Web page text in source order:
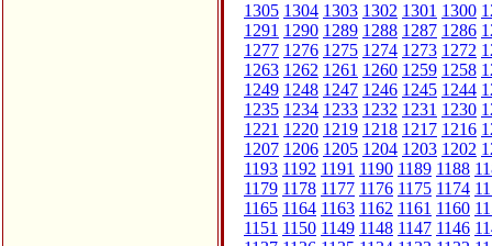
1305 1304 1303 1302 1301 1300
1291 1290 1289 1288 1287 1286
1277 1276 1275 1274 1273 1272
1263 1262 1261 1260 1259 1258
1249 1248 1247 1246 1245 1244
1235 1234 1233 1232 1231 1230
1221 1220 1219 1218 1217 1216
1207 1206 1205 1204 1203 1202
1193 1192 1191 1190 1189 1188
1179 1178 1177 1176 1175 1174
1165 1164 1163 1162 1161 1160
1151 1150 1149 1148 1147 1146